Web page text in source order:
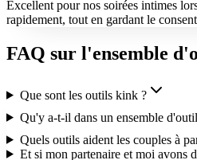
Excellent pour nos soirées intimes
rapidement, tout en gardant le
FAQ sur l'ensemble
Que sont les outils kink ?
Qu'y a-t-il dans un ensemble
Quels outils aident les couples à
Et si mon partenaire et moi avons